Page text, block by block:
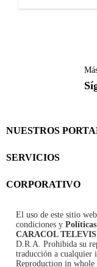
NUESTROS
SERVICIOS
CORPORATIVO
El uso de este sitio
condiciones y
CARACOL
D.R.A. Prohibida su
traducción a cualquier
Reproduction in